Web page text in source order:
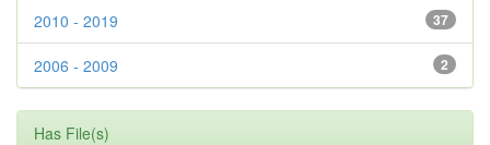
37
2010 - 2019
2
2006 - 2009
Has File(s)